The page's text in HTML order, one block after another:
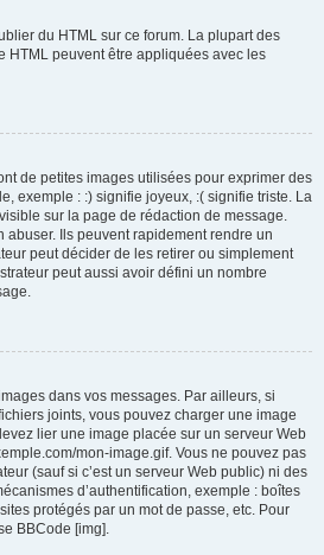
du HTML sur ce forum. La plupart des
HTML peuvent être appliquées avec les
de petites images utilisées pour exprimer des
exemple : :) signifie joyeux, :( signifie triste. La
sur la page de rédaction de message.
abuser. Ils peuvent rapidement rendre un
peut décider de les retirer ou simplement
peut aussi avoir défini un nombre
dans vos messages. Par ailleurs, si
joints, vous pouvez charger une image
lier une image placée sur un serveur Web
mon-image.gif. Vous ne pouvez pas
(sauf si c’est un serveur Web public) ni des
d’authentification, exemple : boîtes
protégés par un mot de passe, etc. Pour
BBCode [img].